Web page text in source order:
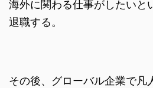
海外に関わる仕事がしたいと
退職する。
その後、グローバル企業で凡